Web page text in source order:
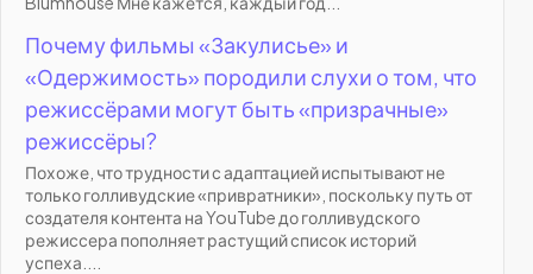
Почему фильмы «Закулисье» и
«Одержимость» породили слухи о том, что
режиссёрами могут быть «призрачные»
режиссёры?
Похоже, что трудности с адаптацией испытывают не
только голливудские «привратники», поскольку путь от
создателя контента на YouTube до голливудского
режиссера пополняет растущий список историй
успеха....